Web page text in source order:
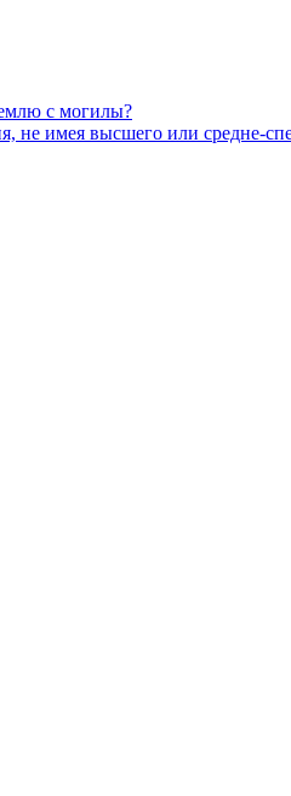
с могилы?
имея высшего или средне-